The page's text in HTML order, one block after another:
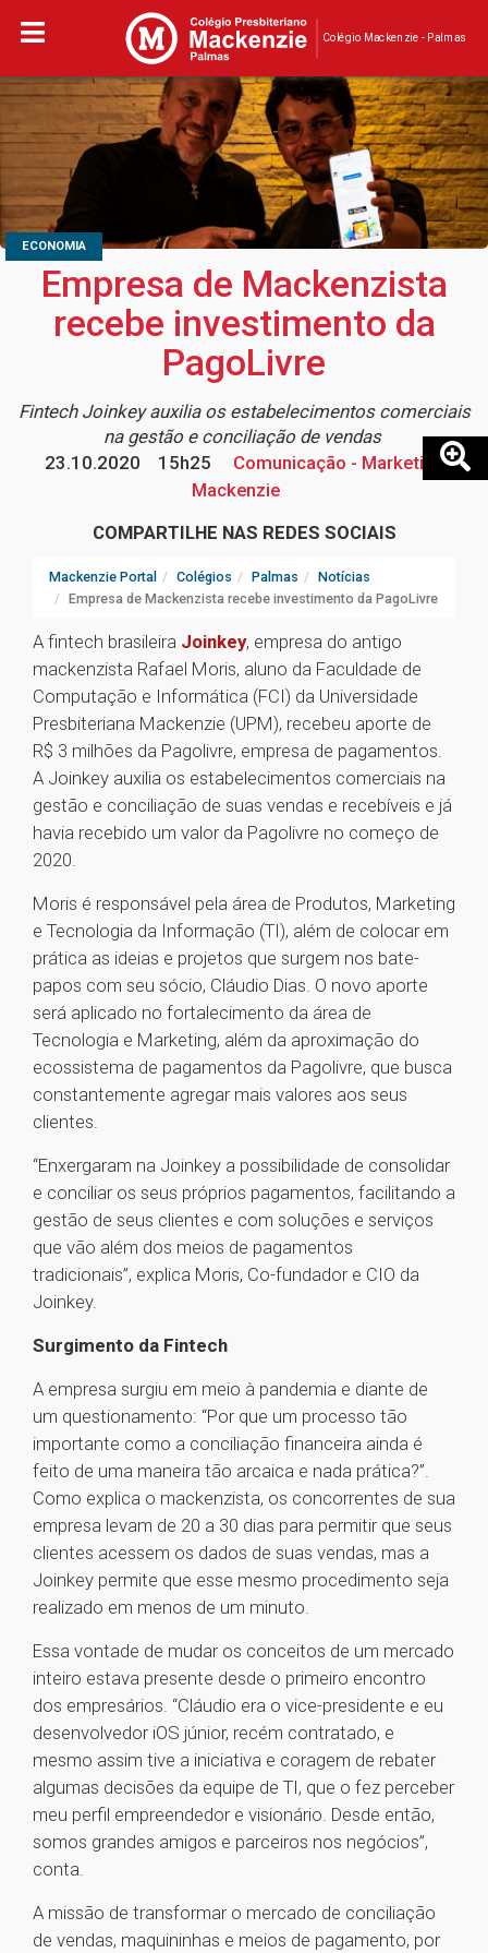
Colégio Mackenzie - Palmas
ECONOMIA
Empresa de Mackenzista
recebe investimento da
PagoLivre
Fintech Joinkey auxilia os estabelecimentos comerciais
na gestão e conciliação de vendas
23.10.2020
15h25
Comunicação - Marketing
Mackenzie
COMPARTILHE NAS REDES SOCIAIS
Mackenzie Portal Colégios Palmas
Notícias
Empresa de Mackenzista recebe investimento da PagoLivre
A fintech brasileira Joinkey, empresa do antigo
mackenzista Rafael Moris, aluno da Faculdade de
Computação e Informática (FCI) da Universidade
Presbiteriana Mackenzie (UPM), recebeu aporte de
R$ 3 milhões da Pagolivre, empresa de pagamentos.
A Joinkey auxilia os estabelecimentos comerciais na
gestão e conciliação de suas vendas e recebíveis e já
havia recebido um valor da Pagolivre no começo de
2020.
Moris é responsável pela área de Produtos, Marketing
e Tecnologia da Informação (TI), além de colocar em
prática as ideias e projetos que surgem nos bate-
papos com seu sócio, Cláudio Dias. O novo aporte
será aplicado no fortalecimento da área de
Tecnologia e Marketing, além da aproximação do
ecossistema de pagamentos da Pagolivre, que busca
constantemente agregar mais valores aos seus
clientes.
“Enxergaram na Joinkey a possibilidade de consolidar
e conciliar os seus próprios pagamentos, facilitando a
gestão de seus clientes e com soluções e serviços
que vão além dos meios de pagamentos
tradicionais”, explica Moris, Co-fundador e CIO da
Joinkey.
Surgimento da Fintech
A empresa surgiu em meio à pandemia e diante de
um questionamento: “Por que um processo tão
importante como a conciliação financeira ainda é
feito de uma maneira tão arcaica e nada prática?”.
Como explica o mackenzista, os concorrentes de sua
empresa levam de 20 a 30 dias para permitir que seus
clientes acessem os dados de suas vendas, mas a
Joinkey permite que esse mesmo procedimento seja
realizado em menos de um minuto.
Essa vontade de mudar os conceitos de um mercado
inteiro estava presente desde o primeiro encontro
dos empresários. “Cláudio era o vice-presidente e eu
desenvolvedor iOS júnior, recém contratado, e
mesmo assim tive a iniciativa e coragem de rebater
algumas decisões da equipe de TI, que o fez perceber
meu perfil empreendedor e visionário. Desde então,
somos grandes amigos e parceiros nos negócios”,
conta.
A missão de transformar o mercado de conciliação
de vendas, maquininhas e meios de pagamento, por